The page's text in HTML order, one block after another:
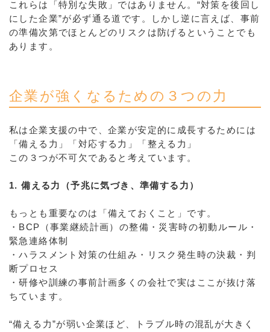
これらは「特別な失敗」ではありません。“対策を後回し
にした企業”が必ず通る道です。しかし逆に言えば、事前
の準備次第でほとんどのリスクは防げるということでも
あります。
企業が強くなるための３つの力
私は企業支援の中で、企業が安定的に成長するためには
「備える力」「対応する力」「整える力」
この３つが不可欠であると考えています。
1. 備える力（予兆に気づき、準備する力）
もっとも重要なのは「備えておくこと」です。
・BCP（事業継続計画）の整備・災害時の初動ルール・
緊急連絡体制
・ハラスメント対策の仕組み・リスク発生時の決裁・判
断プロセス
・研修や訓練の事前計画多くの会社で実はここが抜け落
ちています。
“備える力”が弱い企業ほど、トラブル時の混乱が大きく